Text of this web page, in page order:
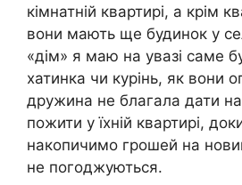
кімнатній квартирі, а крім
вони мають ще будинок у
«дім» я маю на увазі саме
хатинка чи курінь, як вони
дружина не благала дати
пожити у їхній квартирі,
накопичимо грошей на
не погоджуються.